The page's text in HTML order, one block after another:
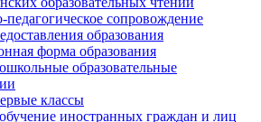
педагогическое сопровождение
образования
форма образования
образовательные
классы
иностранных граждан и лиц